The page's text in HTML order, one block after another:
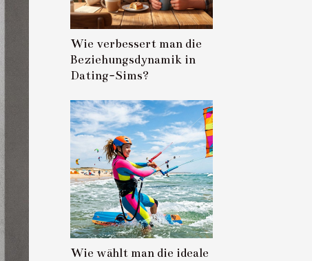
Wie verbessert man die
Beziehungsdynamik in
Dating-Sims?
Wie wählt man die ideale